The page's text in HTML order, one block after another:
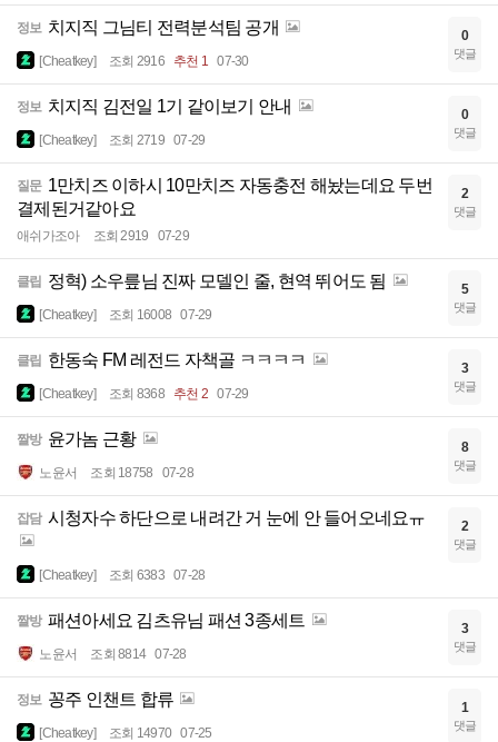
정보 치지직 그님티 전력분석팀 공개
[Cheatkey] 조회 2916 추천 1 07-30
0
댓글
정보 치지직 김전일 1기 같이보기 안내
[Cheatkey] 조회 2719 07-29
0
댓글
질문 1만치즈 이하시 10만치즈 자동충전 해놨는데요 두번
결제된거같아요
애쉬가조아 조회 2919 07-29
2
댓글
클립 정혁) 소우릎님 진짜 모델인 줄, 현역 뛰어도 됨
[Cheatkey] 조회 16008 07-29
5
댓글
클립 한동숙 FM 레전드 자책골 ㅋㅋㅋㅋ
[Cheatkey] 조회 8368 추천 2 07-29
3
댓글
짤방 윤가놈 근황
노윤서 조회 18758 07-28
8
댓글
잡담 시청자수 하단으로 내려간 거 눈에 안 들어오네요ㅠ
[Cheatkey] 조회 6383 07-28
2
댓글
짤방 패션아세요 김츠유님 패션 3종세트
노윤서 조회 8814 07-28
3
댓글
정보 꽁주 인챈트 합류
[Cheatkey] 조회 14970 07-25
1
댓글